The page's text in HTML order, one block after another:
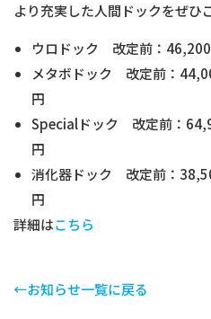
より充実した人間ドックをぜひ
ウロドック 改定前：
メタボドック 改定前：
円
Specialドック 改定前：
円
消化器ドック 改定前：
円
詳細はこちら
←お知らせ一覧に戻る